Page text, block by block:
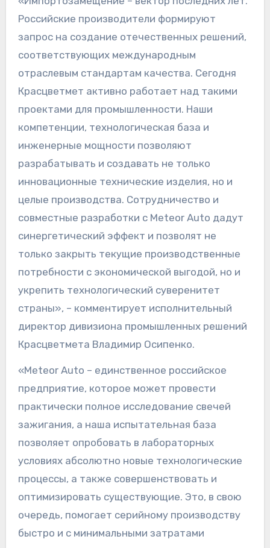
Российские производители формируют
запрос на создание отечественных решений,
соответствующих международным
отраслевым стандартам качества. Сегодня
Красцветмет активно работает над такими
проектами для промышленности. Наши
компетенции, технологическая база и
инженерные мощности позволяют
разрабатывать и создавать не только
инновационные технические изделия, но и
целые производства. Сотрудничество и
совместные разработки с Meteor Auto дадут
синергетический эффект и позволят не
только закрыть текущие производственные
потребности с экономической выгодой, но и
укрепить технологический суверенитет
страны», – комментирует исполнительный
директор дивизиона промышленных решений
Красцветмета Владимир Осипенко.
«Meteor Auto – единственное российское
предприятие, которое может провести
практически полное исследование свечей
зажигания, а наша испытательная база
позволяет опробовать в лабораторных
условиях абсолютно новые технологические
процессы, а также совершенствовать и
оптимизировать существующие. Это, в свою
очередь, помогает серийному производству
быстро и с минимальными затратами